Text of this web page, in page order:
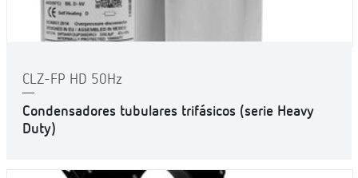
CLZ-FP HD 50Hz
Condensadores tubulares trifásicos (serie Heavy
Duty)